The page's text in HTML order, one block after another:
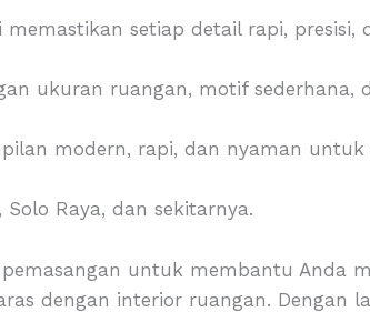
setiap detail rapi, presisi,
ukuran ruangan, motif sederhana,
modern, rapi, dan nyaman
Raya, dan sekitarnya.
untuk membantu Anda
dengan interior ruangan. Dengan